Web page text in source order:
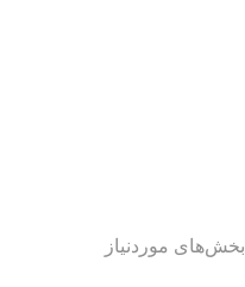
بخش‌های موردنیاز